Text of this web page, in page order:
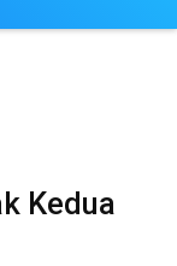
Kedua